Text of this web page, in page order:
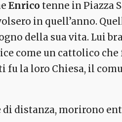
Enrico tenne in Piazza
in quell’anno.
della sua vita. Lui
come un cattolico
la loro Chiesa, il
di distanza, morirono